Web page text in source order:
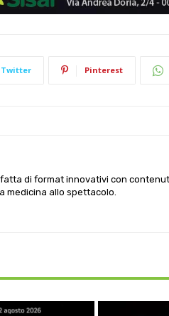
Twitter Pinterest
di format innovativi con
medicina allo spettacolo.